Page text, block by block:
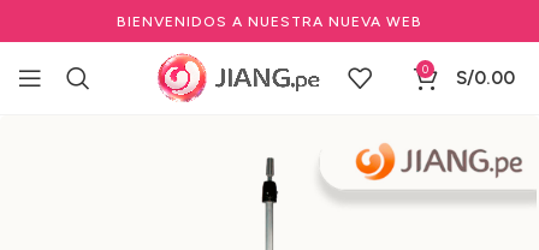
BIENVENIDOS A NUESTRA NUEVA WEB
0 S/0.00
Herramientas de salón de belleza
Trípodes para Cabezales de Peluquería